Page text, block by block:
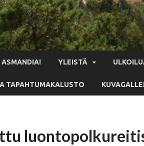
YLEISTÄ
TAPAHTUMAKALUSTO